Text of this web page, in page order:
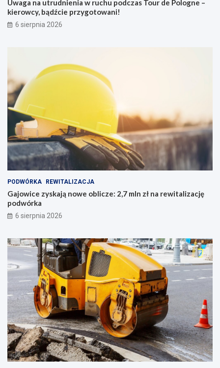
Uwaga na utrudnienia w ruchu podczas Tour de Pologne –
kierowcy, bądźcie przygotowani!
6 sierpnia 2026
PODWÓRKA REWITALIZACJA
Gajowice zyskają nowe oblicze: 2,7 mln zł na rewitalizację
podwórka
6 sierpnia 2026